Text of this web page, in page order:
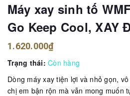
Máy xay sinh tố
Go Keep Cool, XAY
1.620.000₫
Trạng thái: Còn hàng
Dòng máy xay tiện lợi và nhỏ gọn,
chị em bận rộn mà vẫn mong muốn